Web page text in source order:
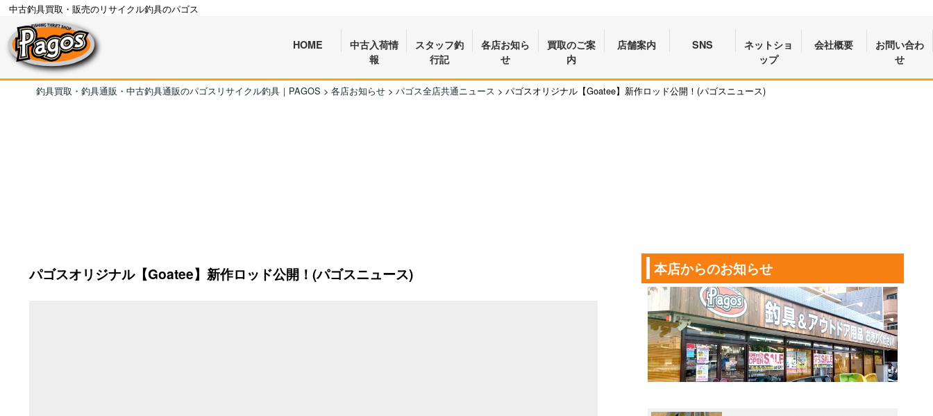
中古釣具買取・販売のリサイクル釣具のパゴス
HOME
中古入荷情
報
スタッフ釣
行記
各店お知ら
せ
買取のご案
内
店舗案内 SNS
ネットショ
ップ
会社概要
お問い合わ
せ
釣具買取・釣具通販・中古釣具通販のパゴスリサイクル釣具｜PAGOS > 各店お知らせ > パゴス全店共通ニュース > パゴスオリジナル【Goatee】新作ロッド公開！(パゴスニュース)
パゴスオリジナル【Goatee】新作ロッド公開！(パゴスニュース) 本店からのお知らせ